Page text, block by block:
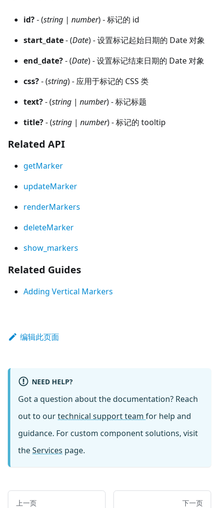
id?- (string | number) - 标记的 id
start_date- (Date) - 设置标记起始日期的 Date 对象
end_date?- (Date) - 设置标记结束日期的 Date 对象
css?- (string) - 应用于标记的 CSS 类
text?- (string | number) - 标记标题
title?- (string | number) - 标记的 tooltip
Related API
getMarker
updateMarker
renderMarkers
deleteMarker
show_markers
Related Guides
Adding Vertical Markers
编辑此页面
NEED HELP?
Got a question about the documentation? Reach
out to ourtechnical support team for help and
guidance. For custom component solutions, visit
theServices page.
上一页 下一页